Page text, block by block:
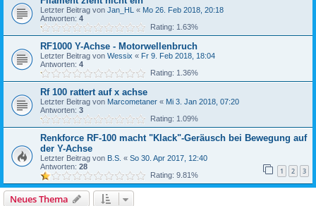
Letzter Beitrag von Jan_HL « Mo 26. Feb 2018, 20:18
Antworten: 4
Rating: 1.63%
RF1000 Y-Achse - Motorwellenbruch
Letzter Beitrag von Wessix « Fr 9. Feb 2018, 18:04
Antworten: 4
Rating: 1.36%
Rf 100 rattert auf x achse
Letzter Beitrag von Marcometaner « Mi 3. Jan 2018, 07:20
Antworten: 3
Rating: 1.09%
Renkforce RF-100 macht "Klack"-Geräusch bei Bewegung auf
der Y-Achse
Letzter Beitrag von B.S. « So 30. Apr 2017, 12:40
Antworten: 28 1 2 3
Rating: 9.81%
Neues Thema